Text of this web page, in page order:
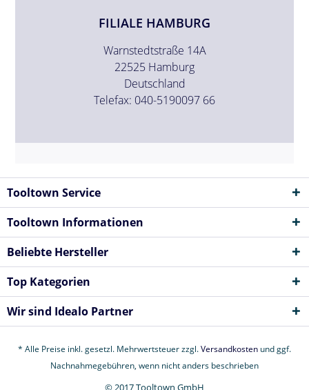
FILIALE HAMBURG
Warnstedtstraße 14A
22525 Hamburg
Deutschland
Telefax: 040-5190097 66
Tooltown Service
Tooltown Informationen
Beliebte Hersteller
Top Kategorien
Wir sind Idealo Partner
* Alle Preise inkl. gesetzl. Mehrwertsteuer zzgl.Versandkosten und ggf.
Nachnahmegebühren, wenn nicht anders beschrieben
© 2017 Tooltown GmbH